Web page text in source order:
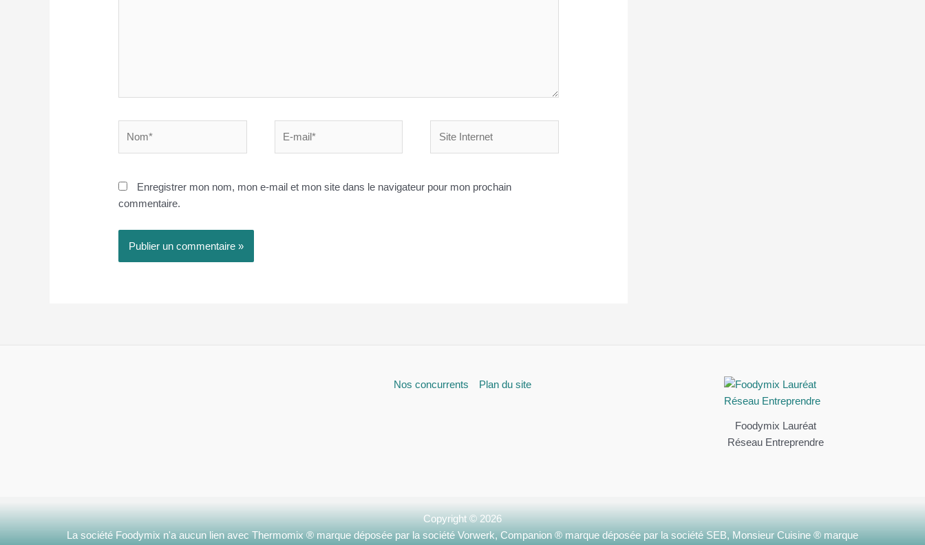
mail*
Internet
Enregistrer mon nom, mon e-mail et mon site dans le navigateur pour mon prochain
commentaire.
Nos concurrents Plan du site
Foodymix Lauréat
Réseau Entreprendre
Copyright © 2026
La société Foodymix n'a aucun lien avec Thermomix ® marque déposée par la société Vorwerk, Companion ® marque déposée par la société SEB, Monsieur Cuisine ® marque